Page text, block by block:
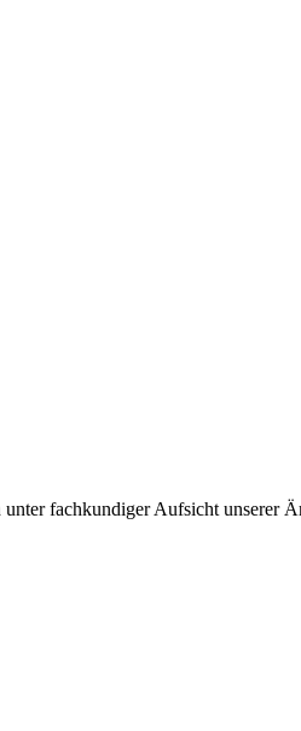
fachkundiger Aufsicht unserer